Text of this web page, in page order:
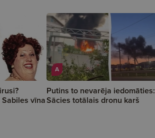
vīna
A
Putins to nevarēja iedomāties:
Sācies totālais dronu karš